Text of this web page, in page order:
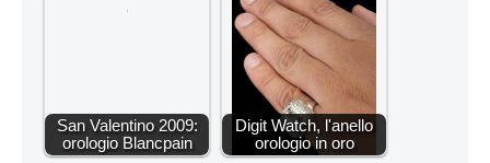
San Valentino 2009:
orologio Blancpain
Digit Watch, l'anello
orologio in oro